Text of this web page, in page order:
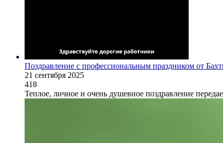
Поздравление с профессиональным праздником от
21 сентября 2025
418
Теплое, личное и очень душевное поздравление